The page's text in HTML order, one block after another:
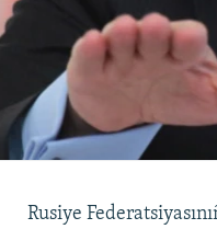
Rusiye